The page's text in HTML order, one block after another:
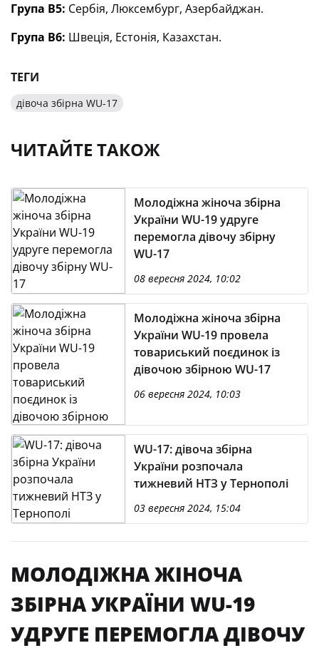
Група В5: Сербія, Люксембург, Азербайджан.
Група В6: Швеція, Естонія, Казахстан.
ТЕГИ
дівоча збірна WU-17
ЧИТАЙТЕ ТАКОЖ
Молодіжна жіноча збірна
України WU-19 удруге
перемогла дівочу збірну
WU-17
08 вересня 2024, 10:02
Молодіжна жіноча збірна
України WU-19 провела
товариський поєдинок із
дівочою збірною WU-17
06 вересня 2024, 10:03
WU-17: дівоча збірна
України розпочала
тижневий НТЗ у Тернополі
03 вересня 2024, 15:04
МОЛОДІЖНА ЖІНОЧА
ЗБІРНА УКРАЇНИ WU-19
УДРУГЕ ПЕРЕМОГЛА ДІВОЧУ